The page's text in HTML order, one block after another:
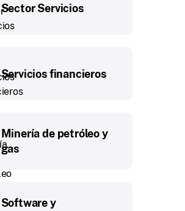
Sector Servicios
Servicios financieros
Minería de petróleo y
gas
Software y